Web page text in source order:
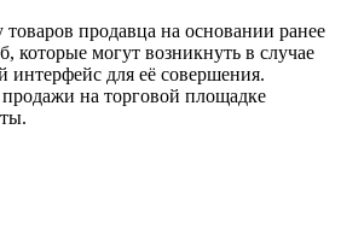
продавца на основании ранее
которые могут возникнуть в случае
интерфейс для её совершения.
на торговой площадке